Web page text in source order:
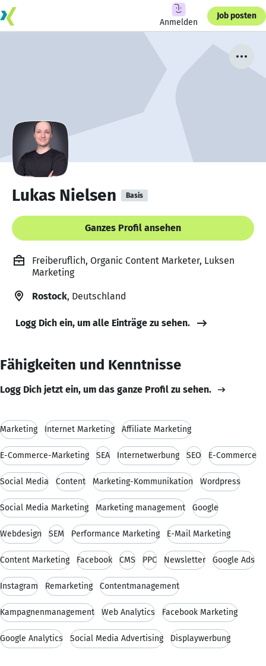
Anmelden
Job posten
Lukas Nielsen Basis
Ganzes Profil ansehen
Freiberuflich, Organic Content Marketer, Luksen
Marketing
Rostock, Deutschland
Logg Dich ein, um alle Einträge zu sehen.
Fähigkeiten und Kenntnisse
Logg Dich jetzt ein, um das ganze Profil zu sehen.
Marketing Internet Marketing Affiliate Marketing
E-Commerce-Marketing SEA Internetwerbung SEO E-Commerce
Social Media Content Marketing-Kommunikation Wordpress
Social Media Marketing Marketing management Google
Webdesign SEM Performance Marketing E-Mail Marketing
Content Marketing Facebook CMS PPC Newsletter Google Ads
Instagram Remarketing Contentmanagement
Kampagnenmanagement Web Analytics Facebook Marketing
Google Analytics Social Media Advertising Displaywerbung